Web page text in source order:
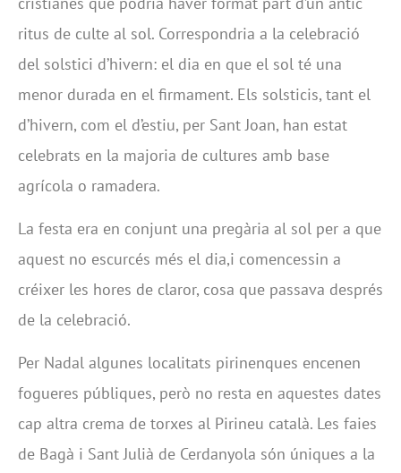
ritus de culte al sol. Correspondria a la celebració
del solstici d’hivern: el dia en que el sol té una
menor durada en el firmament. Els solsticis, tant el
d’hivern, com el d’estiu, per Sant Joan, han estat
celebrats en la majoria de cultures amb base
agrícola o ramadera.
La festa era en conjunt una pregària al sol per a que
aquest no escurcés més el dia,i comencessin a
créixer les hores de claror, cosa que passava després
de la celebració.
Per Nadal algunes localitats pirinenques encenen
fogueres públiques, però no resta en aquestes dates
cap altra crema de torxes al Pirineu català. Les faies
de Bagà i Sant Julià de Cerdanyola són úniques a la